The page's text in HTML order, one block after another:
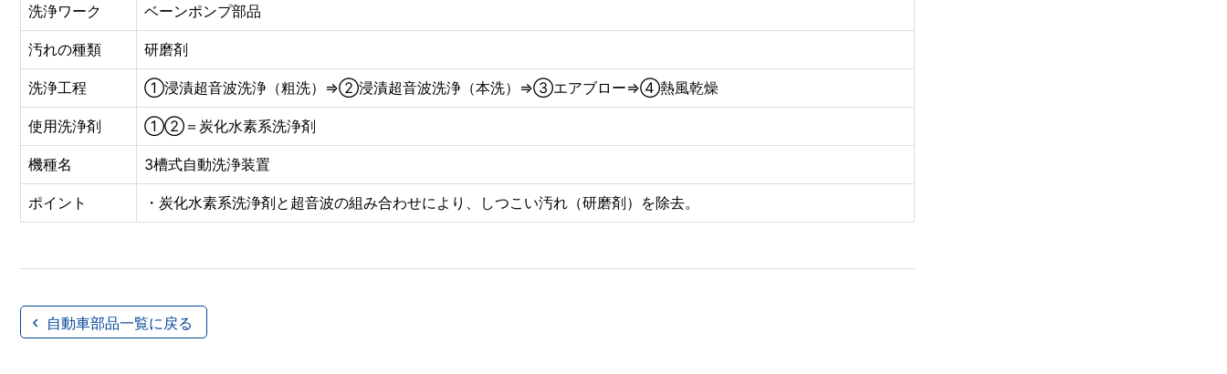
洗浄ワーク ベーンポンプ部品
汚れの種類 研磨剤
洗浄工程 ①浸漬超音波洗浄（粗洗）⇒②浸漬超音波洗浄（本洗）⇒③エアブロー⇒④熱風乾燥
使用洗浄剤 ①②＝炭化水素系洗浄剤
機種名 3槽式自動洗浄装置
ポイント ・炭化水素系洗浄剤と超音波の組み合わせにより、しつこい汚れ（研磨剤）を除去。
自動車部品一覧に戻る